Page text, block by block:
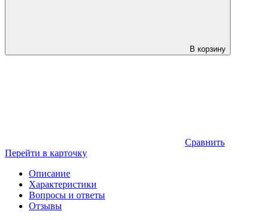
В корзину
Сравнить
Перейти в карточку
Описание
Характеристики
Вопросы и ответы
Отзывы